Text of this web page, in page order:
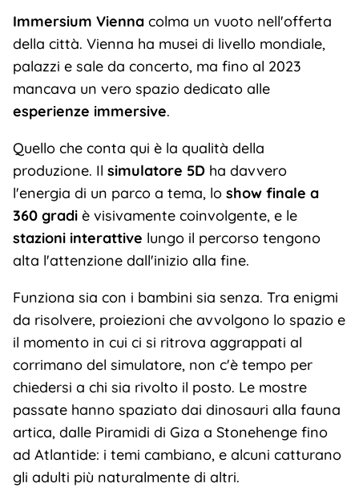
Immersium Viennacolma un vuoto nell'offerta
della città. Vienna ha musei di livello mondiale,
palazzi e sale da concerto, ma fino al 2023
mancava un vero spazio dedicato alle
esperienze immersive.
Quello che conta qui è la qualità della
produzione. Il simulatore 5Dha davvero
l'energia di un parco a tema, lo show finale a
360 gradiè visivamente coinvolgente, e le
stazioni interattive lungo il percorso tengono
alta l'attenzione dall'inizio alla fine.
Funziona sia con i bambini sia senza. Tra enigmi
da risolvere, proiezioni che avvolgono lo spazio e
il momento in cui ci si ritrova aggrappati al
corrimano del simulatore, non c'è tempo per
chiedersi a chi sia rivolto il posto. Le mostre
passate hanno spaziato dai dinosauri alla fauna
artica, dalle Piramidi di Giza a Stonehenge fino
ad Atlantide: i temi cambiano, e alcuni catturano
gli adulti più naturalmente di altri.